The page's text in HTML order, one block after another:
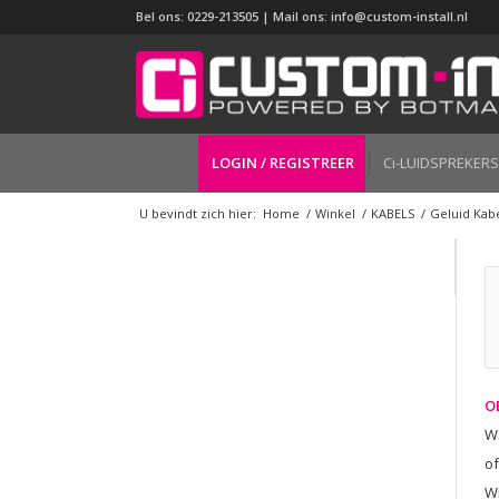
Bel ons: 0229-213505 | Mail ons: info@custom-install.nl
LOGIN / REGISTREER Ci-LUIDSPREKERS
U bevindt zich hier: Home / Winkel / KABELS / Geluid